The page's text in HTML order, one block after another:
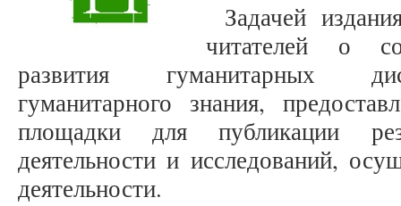
Задачей
читателей о
развития гуманитарных
гуманитарного знания,
площадки для публикации
деятельности и исследований,
деятельности.